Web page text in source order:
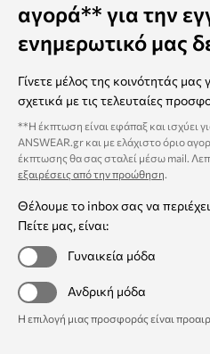
αγορά** για την
ενημερωτικό μας
Γίνετε μέλος της κοινότητάς
σχετικά με τις τελευταίες
**Η έκπτωση είναι εφάπαξ και ισχύει
ANSWEAR.gr και με ελάχιστο όριο
έκπτωσης θα σας σταλεί μέσω mail.
εξαιρέσεις από την προώθηση.
Θέλουμε το inbox σας να
Πείτε μας, είναι:
Γυναικεία μόδα
Ανδρική μόδα
Η επιλογή μιας προσφοράς είναι